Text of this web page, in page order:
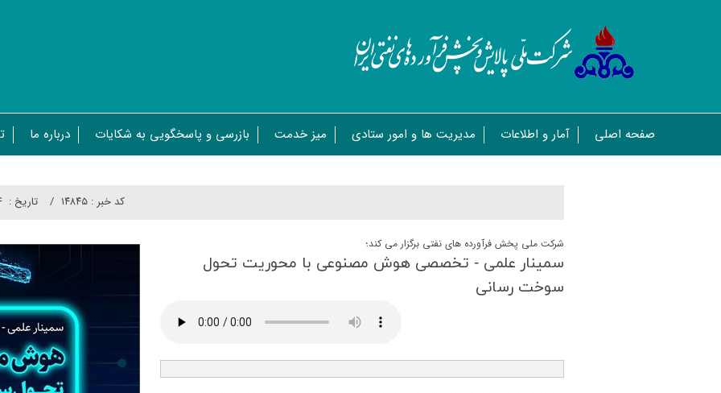
صفحه اصلی آمار و اطلاعات مدیریت ها و امور ستادی میز خدمت بازرسی و پاسخگویی به شکایات درباره ما
تاريخ : کد خبر : ۱۴۸۴۵
شرکت ملی پخش فرآورده های نفتی برگزار می کند؛
سمینار علمی - تخصصی هوش مصنوعی با محوریت تحول
سوخت رسانی